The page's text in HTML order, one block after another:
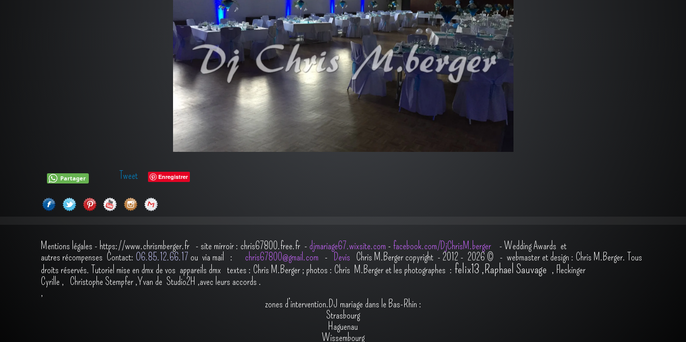
Partager Tweet Enregistrer
Mentions légales - https://www.chrismberger.fr - site mirroir : chris67800.free.fr - djmariage67.wixsite.com - facebook.com/DjChrisM.berger - Wedding Awards et
autres récompenses Contact: O6.85.12.66.17 ou via mail : chris67800@gmail.com - Devis Chris M.Berger copyright - 2012 - 2026 © - webmaster et design : Chris M.Berger. Tous
droits réservés. Tutoriel mise en dmx de vos appareils dmx textes : Chris M.Berger ; photos : Chris M.Berger et les photographes : felix13 ,Raphael Sauvage , Fleckinger
Cyrille , Christophe Stempfer ,Yvan de Studio2H ,avec leurs accords .
,
zones d’intervention.DJ mariage dans le Bas-Rhin :
Strasbourg
Haguenau
Wissembourg